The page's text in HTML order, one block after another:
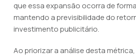
que essa expansão ocorra de
mantendo a previsibilidade do
investimento publicitário.
Ao priorizar a análise desta